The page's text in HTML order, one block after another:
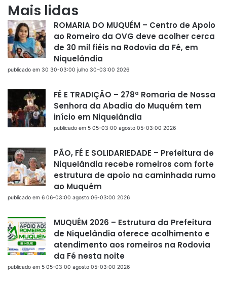
Mais lidas
ROMARIA DO MUQUÉM – Centro de Apoio
ao Romeiro da OVG deve acolher cerca
de 30 mil fiéis na Rodovia da Fé, em
Niquelândia
publicado em 30 30-03:00 julho 30-03:00 2026
FÉ E TRADIÇÃO – 278ª Romaria de Nossa
Senhora da Abadia do Muquém tem
início em Niquelândia
publicado em 5 05-03:00 agosto 05-03:00 2026
PÃO, FÉ E SOLIDARIEDADE – Prefeitura de
Niquelândia recebe romeiros com forte
estrutura de apoio na caminhada rumo
ao Muquém
publicado em 6 06-03:00 agosto 06-03:00 2026
MUQUÉM 2026 – Estrutura da Prefeitura
de Niquelândia oferece acolhimento e
atendimento aos romeiros na Rodovia
da Fé nesta noite
publicado em 5 05-03:00 agosto 05-03:00 2026